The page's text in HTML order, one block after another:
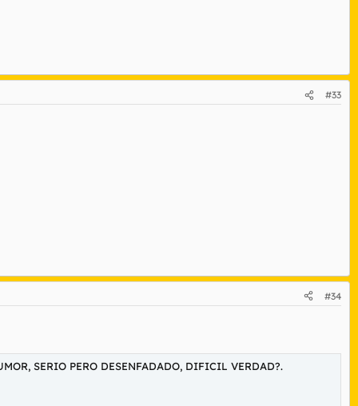
#33
#34
SERIO PERO DESENFADADO, DIFICIL VERDAD?.